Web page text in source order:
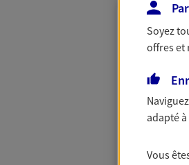
56800
Soyez
offres et
adapté
Vous